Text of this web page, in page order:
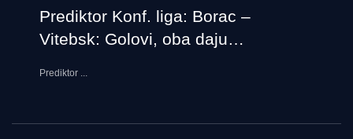
Prediktor Konf. liga: Borac –
Vitebsk: Golovi, oba daju…
Prediktor ...